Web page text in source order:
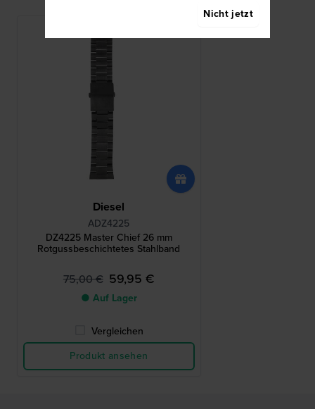
Diesel
ADZ4225
DZ4225 Master Chief 26 mm
Rotgussbeschichtetes Stahlband
75,00 € 59,95 €
● Auf Lager
Vergleichen
Produkt ansehen
Nicht jetzt